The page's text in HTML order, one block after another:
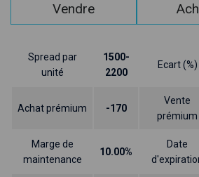
Vendre
Spread par
unité
1500-
2200
Ecart (%)
Achat prémium -170
Vente
prémium
Marge de
maintenance
10.00%
Date